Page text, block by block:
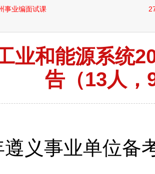
业和能源系统
告（13人，
遵义事业单位备